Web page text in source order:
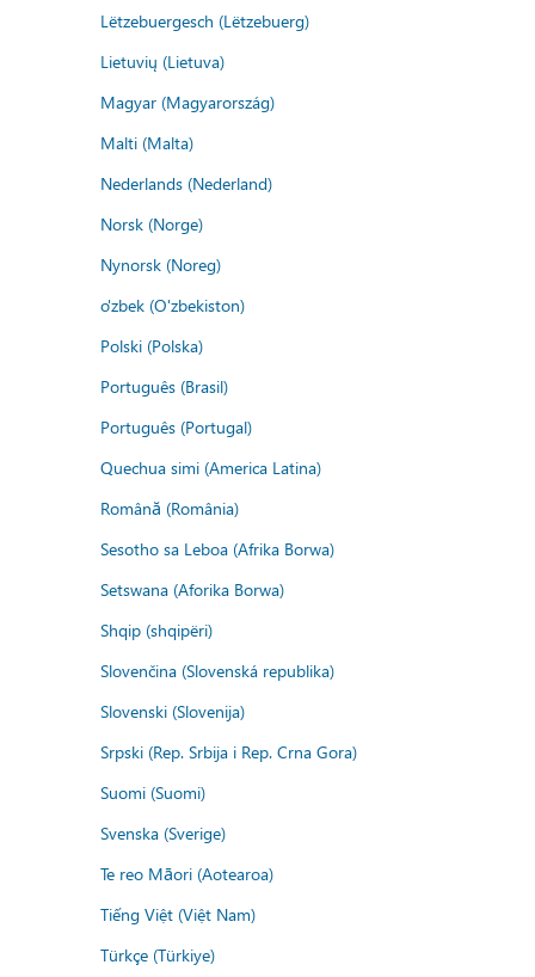
Lëtzebuergesch (Lëtzebuerg)
Lietuvių (Lietuva)
Magyar (Magyarország)
Malti (Malta)
Nederlands (Nederland)
Norsk (Norge)
Nynorsk (Noreg)
o'zbek (O'zbekiston)
Polski (Polska)
Português (Brasil)
Português (Portugal)
Quechua simi (America Latina)
Română (România)
Sesotho sa Leboa (Afrika Borwa)
Setswana (Aforika Borwa)
Shqip (shqipëri)
Slovenčina (Slovenská republika)
Slovenski (Slovenija)
Srpski (Rep. Srbija i Rep. Crna Gora)
Suomi (Suomi)
Svenska (Sverige)
Te reo Māori (Aotearoa)
Tiếng Việt (Việt Nam)
Türkçe (Türkiye)